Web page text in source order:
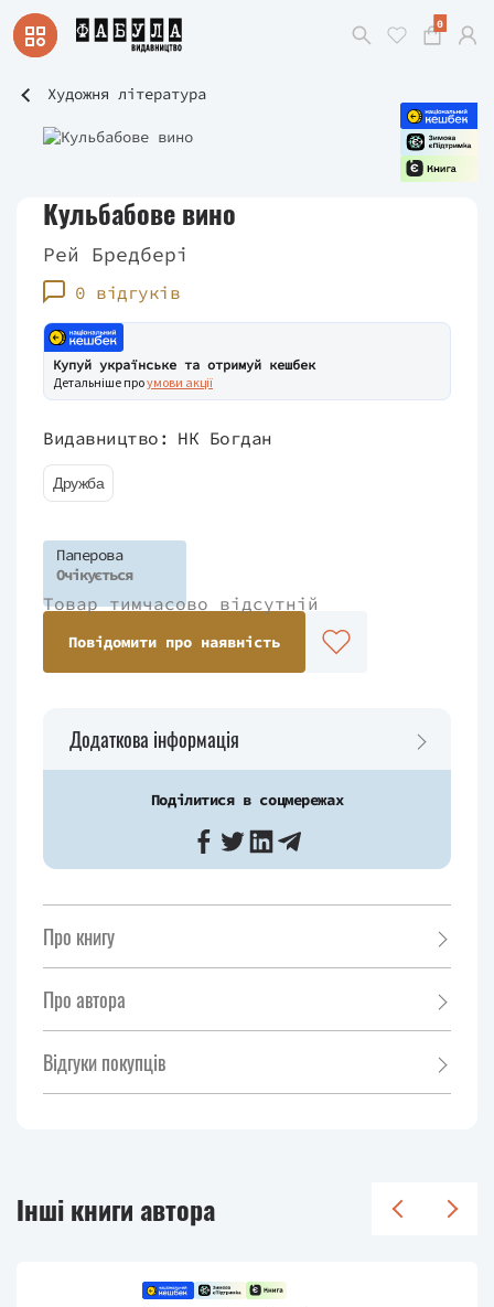
0
Художня література
Кульбабове вино
Рей Бредбері
0 відгуків
Купуй українське та отримуй кешбек
Детальніше проумови акції
Видавництво: НК Богдан
Дружба
Паперова
Очікується
Товар тимчасово відсутній
Повідомити про наявність
Додаткова інформація
Поділитися в соцмережах
Про книгу
Про автора
Відгуки покупців
Інші книги автора